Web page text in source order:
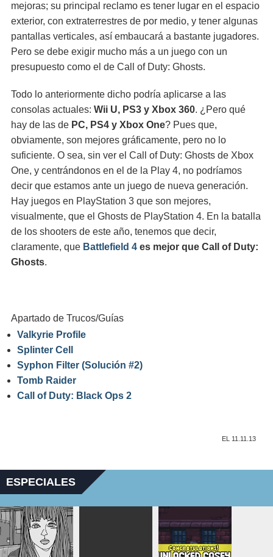
mejoras; su principal reclamo es tener lugar en el espacio
exterior, con extraterrestres de por medio, y tener algunas
pantallas verticales, así embaucará a bastante jugadores.
Pero se debe exigir mucho más a un juego con un
presupuesto como el de Call of Duty: Ghosts.
Todo lo anteriormente dicho podría aplicarse a las
consolas actuales: Wii U, PS3 y Xbox 360. ¿Pero qué
hay de las de PC, PS4 y Xbox One? Pues que,
obviamente, son mejores gráficamente, pero no lo
suficiente. O sea, sin ver el Call of Duty: Ghosts de Xbox
One, y centrándonos en el de la Play 4, no podríamos
decir que estamos ante un juego de nueva generación.
Hay juegos en PlayStation 3 que son mejores,
visualmente, que el Ghosts de PlayStation 4. En la batalla
de los shooters de este año, tenemos que decir,
claramente, que Battlefield 4 es mejor que Call of Duty:
Ghosts.
Apartado de Trucos/Guías
Valkyrie Profile
Splinter Cell
Syphon Filter (Solución #2)
Tomb Raider
Call of Duty: Black Ops 2
EL 11.11.13
ESPECIALES